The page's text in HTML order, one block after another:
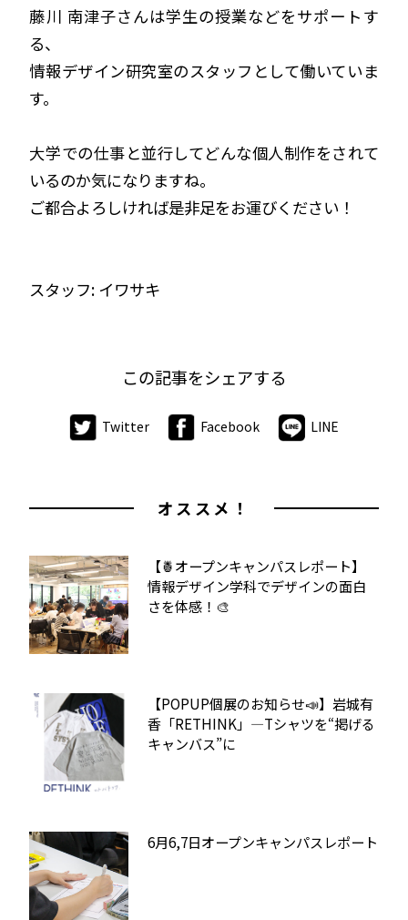
藤川 南津子さんは学生の授業などをサポートす
る、
情報デザイン研究室のスタッフとして働いていま
す。
大学での仕事と並行してどんな個人制作をされて
いるのか気になりますね。
ご都合よろしければ是非足をお運びください！
スタッフ: イワサキ
この記事をシェアする
Twitter Facebook LINE
オススメ！
【🍍オープンキャンパスレポート】
情報デザイン学科でデザインの面白
さを体感！🎨
【POPUP個展のお知らせ📣】岩城有
香「RETHINK」—Tシャツを“掲げる
キャンバス”に
6月6,7日オープンキャンパスレポート